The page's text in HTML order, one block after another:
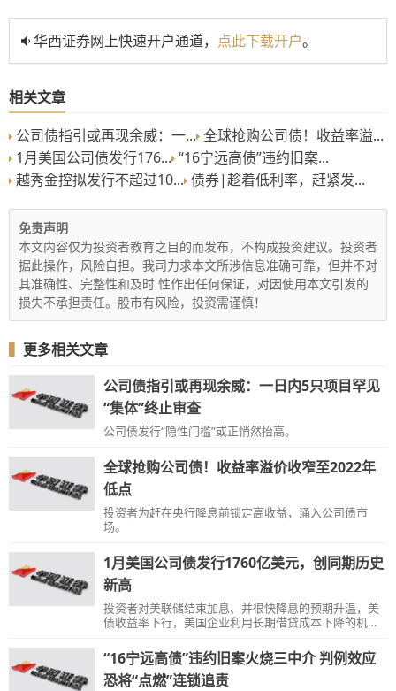
华西证券网上快速开户通道， 点此下载开户。
相关文章
公司债指引或再现余威：一... 全球抢购公司债！收益率溢...
1月美国公司债发行176... “16宁远高债”违约旧案...
越秀金控拟发行不超过10... 债券|趁着低利率，赶紧发...
免责声明
本文内容仅为投资者教育之目的而发布，不构成投资建议。投资者
据此操作，风险自担。我司力求本文所涉信息准确可靠，但并不对
其准确性、完整性和及时 性作出任何保证，对因使用本文引发的
损失不承担责任。股市有风险，投资需谨慎！
▍ 更多相关文章
公司债指引或再现余威：一日内5只项目罕见
“集体”终止审查
公司债发行“隐性门槛”或正悄然抬高。
全球抢购公司债！收益率溢价收窄至2022年
低点
投资者为赶在央行降息前锁定高收益，涌入公司债市
场。
1月美国公司债发行1760亿美元，创同期历史
新高
投资者对美联储结束加息、并很快降息的预期升温，美
债收益率下行，美国企业利用长期借贷成本下降的机会
“16宁远高债”违约旧案火烧三中介 判例效应
恐将“点燃”连锁追责